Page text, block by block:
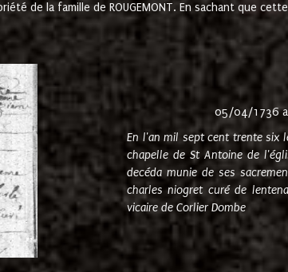
de la famille de ROUGEMONT. En sachant que
05/04/1736
En l'an mil sept cent trente six
chapelle de St Antoine de
decéda munie de ses
charles niogret curé de
vicaire de Corlier Dombe